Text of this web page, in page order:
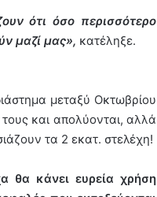
ότι όσο περισσότερο
μαζί μας», κατέληξε.
μεταξύ Οκτωβρίου
και απολύονται, αλλά
τα 2 εκατ. στελέχη!
θα κάνει ευρεία χρήση